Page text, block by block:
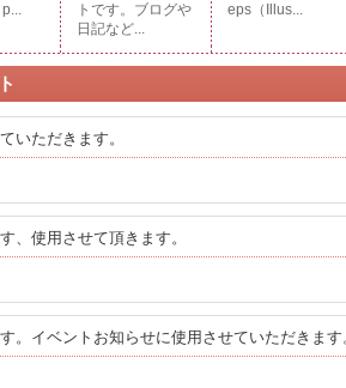
トです。ブログや
日記など...
eps（Illus...
いただきます。
、使用させて頂きます。
。イベントお知らせに使用させていただきます